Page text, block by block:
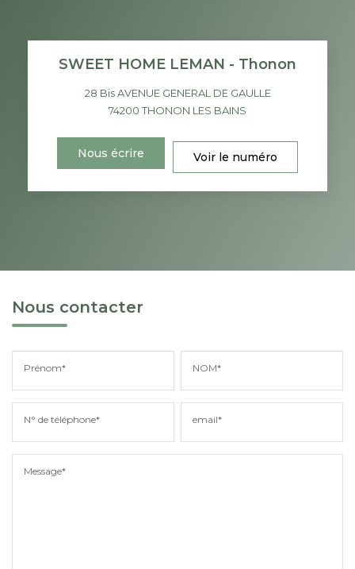
SWEET HOME LEMAN - Thonon
28 Bis AVENUE GENERAL DE GAULLE
74200THONON LES BAINS
Nous écrire Voir le numéro
Nous contacter
Prénom* NOM*
N° de téléphone* email*
Message*